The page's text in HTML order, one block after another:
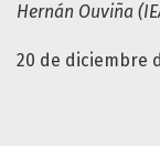
Hernán Ouviña
20 de